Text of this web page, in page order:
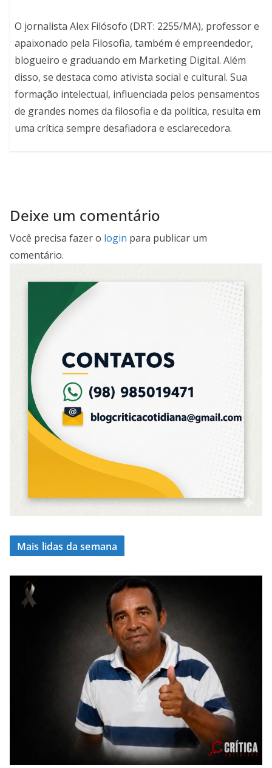
O jornalista Alex Filósofo (DRT: 2255/MA), professor e
apaixonado pela Filosofia, também é empreendedor,
blogueiro e graduando em Marketing Digital. Além
disso, se destaca como ativista social e cultural. Sua
formação intelectual, influenciada pelos pensamentos
de grandes nomes da filosofia e da política, resulta em
uma crítica sempre desafiadora e esclarecedora.
Deixe um comentário
Você precisa fazer o login para publicar um
comentário.
Mais lidas da semana